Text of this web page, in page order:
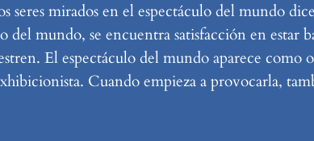
seres mirados en el espectáculo del mundo
mundo, se encuentra satisfacción en estar
El espectáculo del mundo aparece
Cuando empieza a provocarla,